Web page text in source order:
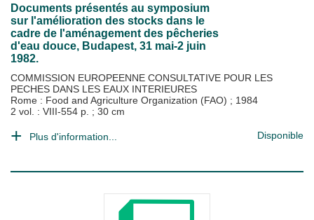
Documents présentés au symposium
sur l'amélioration des stocks dans le
cadre de l'aménagement des pêcheries
d'eau douce, Budapest, 31 mai-2 juin
1982.
COMMISSION EUROPEENNE CONSULTATIVE POUR LES
PECHES DANS LES EAUX INTERIEURES
Rome : Food and Agriculture Organization (FAO) ; 1984
2 vol. : VIII-554 p. ; 30 cm
Plus d'information... Disponible